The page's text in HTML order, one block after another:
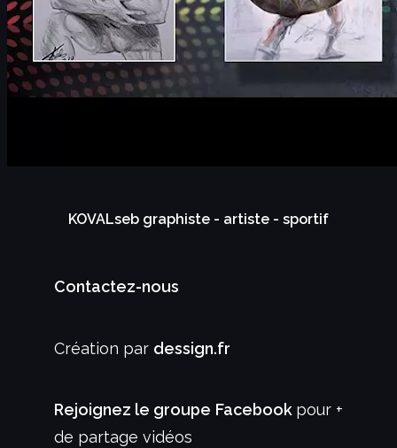
KOVALseb graphiste - artiste - sportif
Contactez-nous
Création par dessign.fr
Rejoignez le groupe Facebook pour +
de partage vidéos